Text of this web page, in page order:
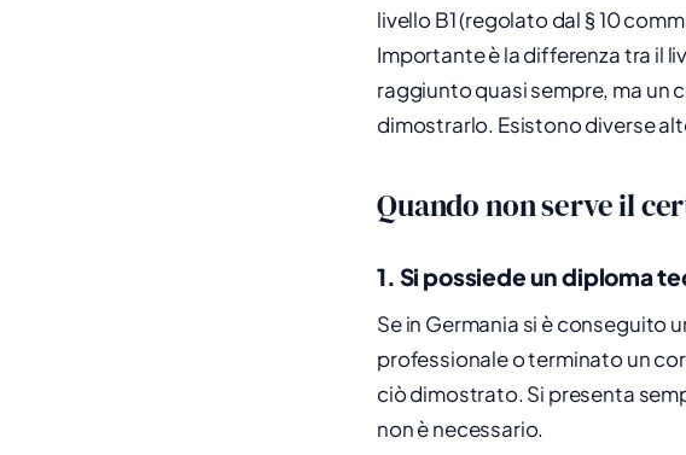
livello B1 (regolato dal § 10
Importante è la differenza tra il
raggiunto quasi sempre, ma un
dimostrarlo. Esistono diverse
Quando non serve il
1. Si possiede un diploma
Se in Germania si è
professionale o terminato un
ciò dimostrato. Si presenta
non è necessario.